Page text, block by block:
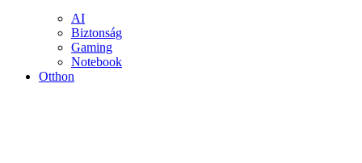
AI
Biztonság
Gaming
Notebook
Otthon